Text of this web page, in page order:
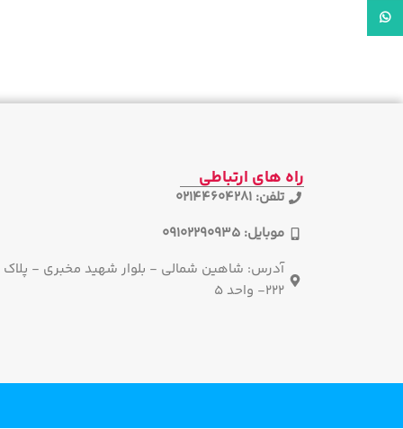
راه های ارتباطی
تلفن: 02144604281
موبایل: 09102290935
آدرس: شاهین شمالی - بلوار شهید مخبری - پلاک
222- واحد 5